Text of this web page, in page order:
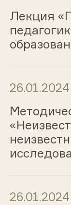
Лекция
26.01.2024
26.01.2024